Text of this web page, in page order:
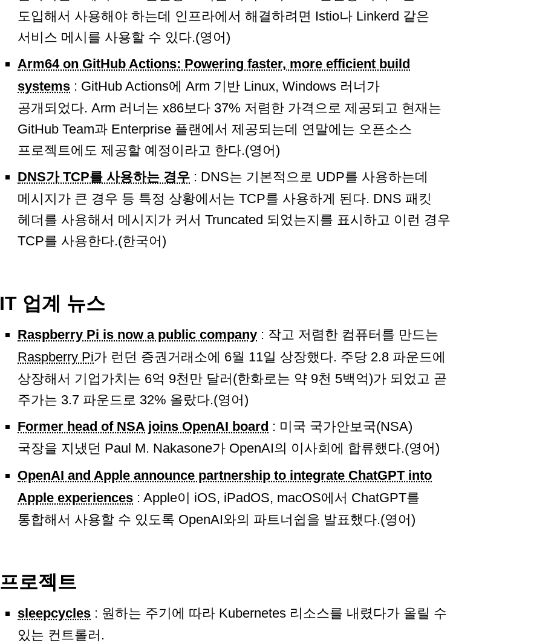
도입해서 사용해야 하는데 인프라에서 해결하려면 Istio나 Linkerd 같은
서비스 메시를 사용할 수 있다.(영어)
Arm64 on GitHub Actions: Powering faster, more efficient build
systems : GitHub Actions에 Arm 기반 Linux, Windows 러너가
공개되었다. Arm 러너는 x86보다 37% 저렴한 가격으로 제공되고 현재는
GitHub Team과 Enterprise 플랜에서 제공되는데 연말에는 오픈소스
프로젝트에도 제공할 예정이라고 한다.(영어)
DNS가 TCP를 사용하는 경우 : DNS는 기본적으로 UDP를 사용하는데
메시지가 큰 경우 등 특정 상황에서는 TCP를 사용하게 된다. DNS 패킷
헤더를 사용해서 메시지가 커서 Truncated 되었는지를 표시하고 이런 경우
TCP를 사용한다.(한국어)
IT 업계 뉴스
Raspberry Pi is now a public company : 작고 저렴한 컴퓨터를 만드는
Raspberry Pi가 런던 증권거래소에 6월 11일 상장했다. 주당 2.8 파운드에
상장해서 기업가치는 6억 9천만 달러(한화로는 약 9천 5백억)가 되었고 곧
주가는 3.7 파운드로 32% 올랐다.(영어)
Former head of NSA joins OpenAI board : 미국 국가안보국(NSA)
국장을 지냈던 Paul M. Nakasone가 OpenAI의 이사회에 합류했다.(영어)
OpenAI and Apple announce partnership to integrate ChatGPT into
Apple experiences : Apple이 iOS, iPadOS, macOS에서 ChatGPT를
통합해서 사용할 수 있도록 OpenAI와의 파트너쉽을 발표했다.(영어)
프로젝트
sleepcycles : 원하는 주기에 따라 Kubernetes 리소스를 내렸다가 올릴 수
있는 컨트롤러.